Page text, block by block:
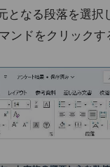
となる段落を選択
ンドをクリックす